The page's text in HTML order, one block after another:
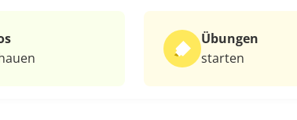
Übungen
starten